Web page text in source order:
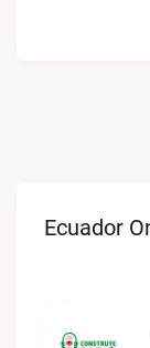
Ecuador